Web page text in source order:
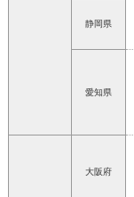
静岡県
愛知県
大阪府